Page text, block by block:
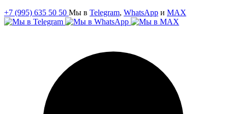
+7 (995) 635 50 50 Мы в Telegram, WhatsApp и MAX